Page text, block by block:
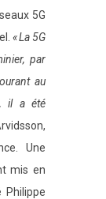
5G
« La 5G
par
au
il a été
Une
mis en
Philippe